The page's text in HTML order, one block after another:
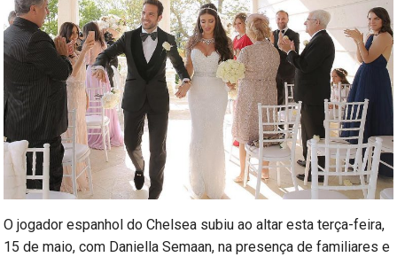
O jogador espanhol do Chelsea subiu ao altar esta terça-feira,
15 de maio, com Daniella Semaan, na presença de familiares e